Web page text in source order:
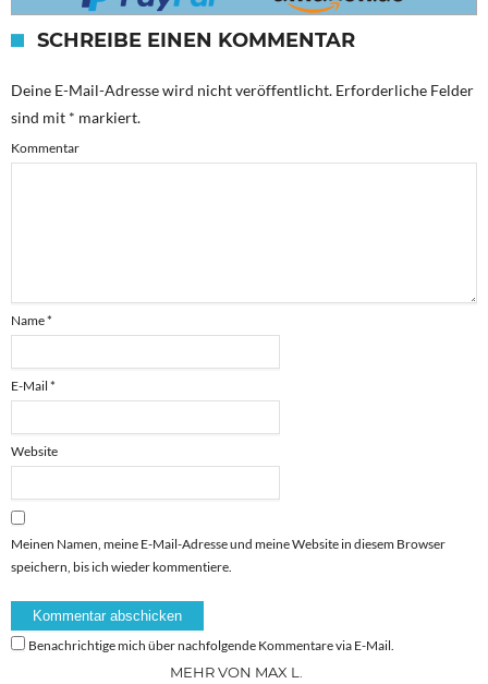
SCHREIBE EINEN KOMMENTAR
Deine E-Mail-Adresse wird nicht veröffentlicht. Erforderliche Felder
sind mit * markiert.
Kommentar
Name*
E-Mail *
Website
Meinen Namen, meine E-Mail-Adresse und meine Website in diesem Browser
speichern, bis ich wieder kommentiere.
Benachrichtige mich über nachfolgende Kommentare via E-Mail.
MEHR VON MAX L.